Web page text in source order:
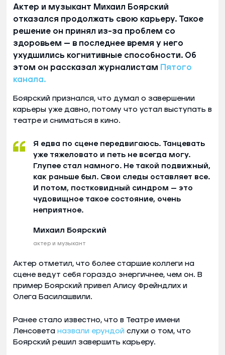
Актер и музыкант Михаил Боярский
отказался продолжать свою карьеру. Такое
решение он принял из-за проблем со
здоровьем — в последнее время у него
ухудшились когнитивные способности. Об
этом он рассказал журналистам Пятого
канала.
Боярский признался, что думал о завершении
карьеры уже давно, потому что устал выступать в
театре и сниматься в кино.
Я едва по сцене передвигаюсь. Танцевать
уже тяжеловато и петь не всегда могу.
Глупее стал намного. Не такой подвижный,
как раньше был. Свои следы оставляет все.
И потом, постковидный синдром — это
чудовищное такое состояние, очень
неприятное.
Михаил Боярский
актер и музыкант
Актер отметил, что более старшие коллеги на
сцене ведут себя гораздо энергичнее, чем он. В
пример Боярский привел Алису Фрейндлих и
Олега Басилашвили.
Ранее стало известно, что в Театре имени
Ленсовета назвали ерундой слухи о том, что
Боярский решил завершить карьеру.